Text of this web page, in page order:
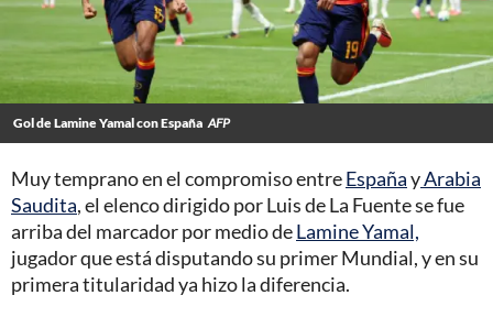
Gol de Lamine Yamal con España AFP
Muy temprano en el compromiso entreEspañayArabia
Saudita, el elenco dirigido por Luis de La Fuente se fue
arriba del marcador por medio deLamine Yamal,
jugador que está disputando su primer Mundial, y en su
primera titularidad ya hizo la diferencia.